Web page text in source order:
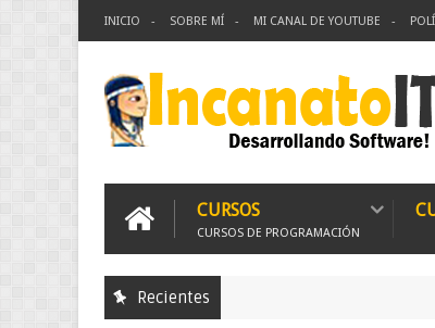
INICIO SOBRE MÍ MI CANAL DE YOUTUBE
CURSOS
CURSOS DE PROGRAMACIÓN
Recientes